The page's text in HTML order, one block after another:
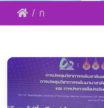
การประชุมวิชาการระดับชาติมหาวิทยาลัยเทคโนโลยีราชมงคล ครั้งที่ 14